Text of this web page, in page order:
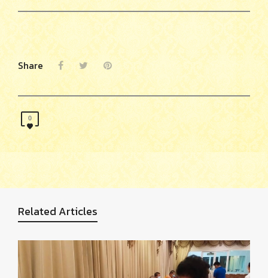
Share
0
Related Articles